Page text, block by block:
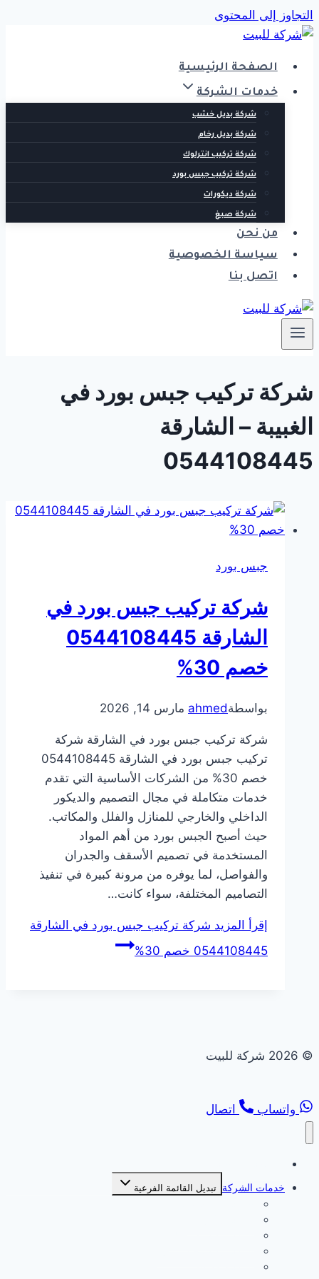
التجاوز إلى المحتوى
الصفحة الرئيسية
خدمات الشركة
شركة بديل خشب
شركة بديل رخام
شركة تركيب انترلوك
شركة تركيب جبس بورد
شركة ديكورات
شركة صبغ
من نحن
سياسة الخصوصية
اتصل بنا
شركة تركيب جبس بورد في
الغبيبة – الشارقة
0544108445
جبس بورد
شركة تركيب جبس بورد في
الشارقة 0544108445
خصم 30%
بواسطةahmed مارس 14, 2026
شركة تركيب جبس بورد في الشارقة شركة
تركيب جبس بورد في الشارقة 0544108445
خصم 30% من الشركات الأساسية التي تقدم
خدمات متكاملة في مجال التصميم والديكور
الداخلي والخارجي للمنازل والفلل والمكاتب.
حيث أصبح الجبس بورد من أهم المواد
المستخدمة في تصميم الأسقف والجدران
والفواصل، لما يوفره من مرونة كبيرة في تنفيذ
التصاميم المختلفة، سواء كانت…
إقرأ المزيد شركة تركيب جبس بورد في الشارقة
0544108445 خصم 30%
© 2026 شركة للبيت
واتساب اتصال
خدمات الشركة تبديل القائمة الفرعية